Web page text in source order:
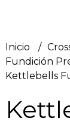
Inicio
Fundición
Kettlebells